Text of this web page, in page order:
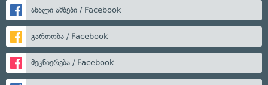
ახალი ამბები / Facebook
გართობა / Facebook
მეცნიერება / Facebook